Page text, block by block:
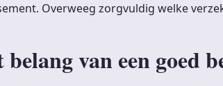
Overweeg zorgvuldig welke
belang van een goed